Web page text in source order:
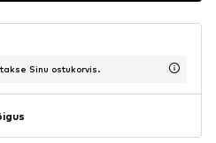
Sinu ostukorvis.